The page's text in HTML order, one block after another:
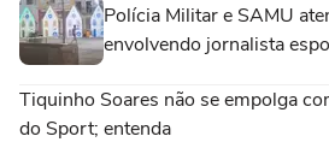
Polícia Militar e SAMU
envolvendo jornalista
Tiquinho Soares não se empolga
do Sport; entenda